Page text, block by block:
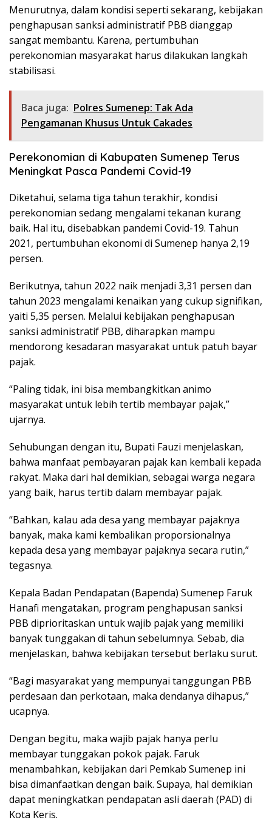
Menurutnya, dalam kondisi seperti sekarang, kebijakan
penghapusan sanksi administratif PBB dianggap
sangat membantu. Karena, pertumbuhan
perekonomian masyarakat harus dilakukan langkah
stabilisasi.
Baca juga: Polres Sumenep: Tak Ada
Pengamanan Khusus Untuk Cakades
Perekonomian di Kabupaten Sumenep Terus
Meningkat Pasca Pandemi Covid-19
Diketahui, selama tiga tahun terakhir, kondisi
perekonomian sedang mengalami tekanan kurang
baik. Hal itu, disebabkan pandemi Covid-19. Tahun
2021, pertumbuhan ekonomi di Sumenep hanya 2,19
persen.
Berikutnya, tahun 2022 naik menjadi 3,31 persen dan
tahun 2023 mengalami kenaikan yang cukup signifikan,
yaiti 5,35 persen. Melalui kebijakan penghapusan
sanksi administratif PBB, diharapkan mampu
mendorong kesadaran masyarakat untuk patuh bayar
pajak.
“Paling tidak, ini bisa membangkitkan animo
masyarakat untuk lebih tertib membayar pajak,”
ujarnya.
Sehubungan dengan itu, Bupati Fauzi menjelaskan,
bahwa manfaat pembayaran pajak kan kembali kepada
rakyat. Maka dari hal demikian, sebagai warga negara
yang baik, harus tertib dalam membayar pajak.
“Bahkan, kalau ada desa yang membayar pajaknya
banyak, maka kami kembalikan proporsionalnya
kepada desa yang membayar pajaknya secara rutin,”
tegasnya.
Kepala Badan Pendapatan (Bapenda) Sumenep Faruk
Hanafi mengatakan, program penghapusan sanksi
PBB diprioritaskan untuk wajib pajak yang memiliki
banyak tunggakan di tahun sebelumnya. Sebab, dia
menjelaskan, bahwa kebijakan tersebut berlaku surut.
“Bagi masyarakat yang mempunyai tanggungan PBB
perdesaan dan perkotaan, maka dendanya dihapus,”
ucapnya.
Dengan begitu, maka wajib pajak hanya perlu
membayar tunggakan pokok pajak. Faruk
menambahkan, kebijakan dari Pemkab Sumenep ini
bisa dimanfaatkan dengan baik. Supaya, hal demikian
dapat meningkatkan pendapatan asli daerah (PAD) di
Kota Keris.